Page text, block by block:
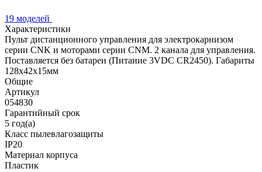
19 моделей
Характеристики
Пульт дистанционного управления для электрокарнизом
серии CNK и моторами серии CNM. 2 канала для управления.
Поставляется без батареи (Питание 3VDC CR2450). Габариты
128х42х15мм
Общие
Артикул
054830
Гарантийный срок
5 год(а)
Класс пылевлагозащиты
IP20
Материал корпуса
Пластик